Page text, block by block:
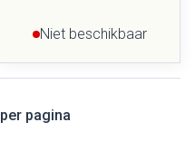
Niet beschikbaar
per pagina